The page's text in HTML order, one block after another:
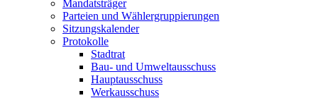
Mandatsträger
Parteien und Wählergruppierungen
Sitzungskalender
Protokolle
Stadtrat
Bau- und Umweltausschuss
Hauptausschuss
Werkausschuss